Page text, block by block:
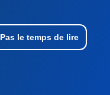
Pas le temps de lire